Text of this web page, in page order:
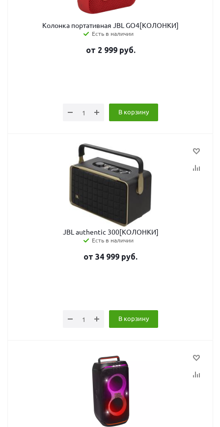
Колонка портативная JBL GO4[КОЛОНКИ]
Есть в наличии
от 2 999руб.
В корзину
JBL authentic 300[КОЛОНКИ]
Есть в наличии
от 34 999 руб.
В корзину